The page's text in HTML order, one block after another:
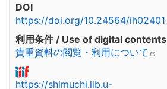
DOI
https://doi.org/10.24564/ih02401
利用条件 / Use of digital contents
貴重資料の閲覧・利用について
https://shimuchi.lib.u-